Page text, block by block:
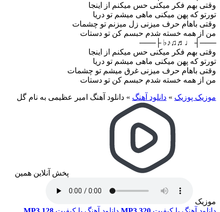
وقتی بهم فکر میکنی حس میکنم از اینجا
تورتو که پهن میکنی ماهی میشم تو دریا
وقتی باهام حرف میزنی زل میزنم تو چشمات
من از همه خسته شدم حبسم کن تو دستات
───┤ ♩♬♫♪♭ ├───
وقتی بهم فکر میکنی حس میکنم از اینجا
تورتو که پهن میکنی ماهی میشم تو دریا
وقتی باهام حرف میزنی غرق میشم تو چشمات
من از همه خسته شدم حبسم کن تو دستات
موزیک پوزیک » دانلود آهنگ » دانلود آهنگ امیر عظیمی به نام گل
پخش آنلاین همین
موزیک